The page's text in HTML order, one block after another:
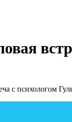
с психологом